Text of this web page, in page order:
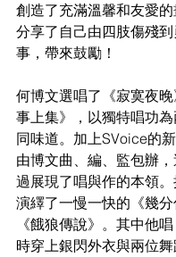
創造了充滿溫馨和友愛
分享了自己由四肢傷殘
事，帶來鼓勵！
何博文選唱了《寂寞夜
事上集》，以獨特唱功
同味道。加上SVoice的
由博文曲、編、監包辦
過展現了唱與作的本領
演繹了一慢一快的《幾
《餓狼傳說》。其中他唱
時穿上銀閃外衣與兩位舞